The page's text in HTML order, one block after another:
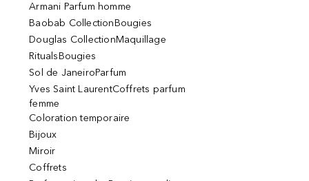
Armani Parfum homme
Baobab CollectionBougies
Douglas CollectionMaquillage
RitualsBougies
Sol de JaneiroParfum
Yves Saint LaurentCoffrets parfum
femme
Coloration temporaire
Bijoux
Miroir
Coffrets